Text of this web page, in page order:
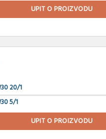
UPIT O PROIZVODU
20/1
5/1
UPIT O PROIZVODU